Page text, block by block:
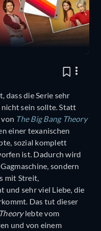
dass die Serie sehr
sein sollte. Statt
The Big Bang Theory
einer texanischen
sozial komplett
ist. Dadurch wird
sondern
mit Streit,
und sehr viel Liebe, die
Das tut dieser
lebte vom
und von einem